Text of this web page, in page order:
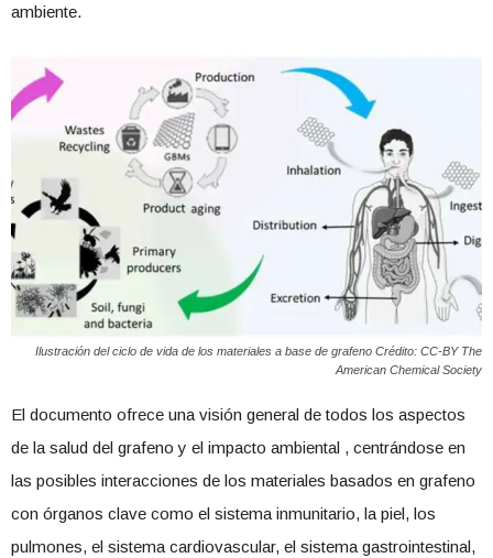
ambiente.
Ilustración del ciclo de vida de los materiales a base de grafeno Crédito: CC-BY The
American Chemical Society
El documento ofrece una visión general de todos los aspectos
de la salud del grafeno y el impacto ambiental , centrándose en
las posibles interacciones de los materiales basados ​​en grafeno
con órganos clave como el sistema inmunitario, la piel, los
pulmones, el sistema cardiovascular, el sistema gastrointestinal,